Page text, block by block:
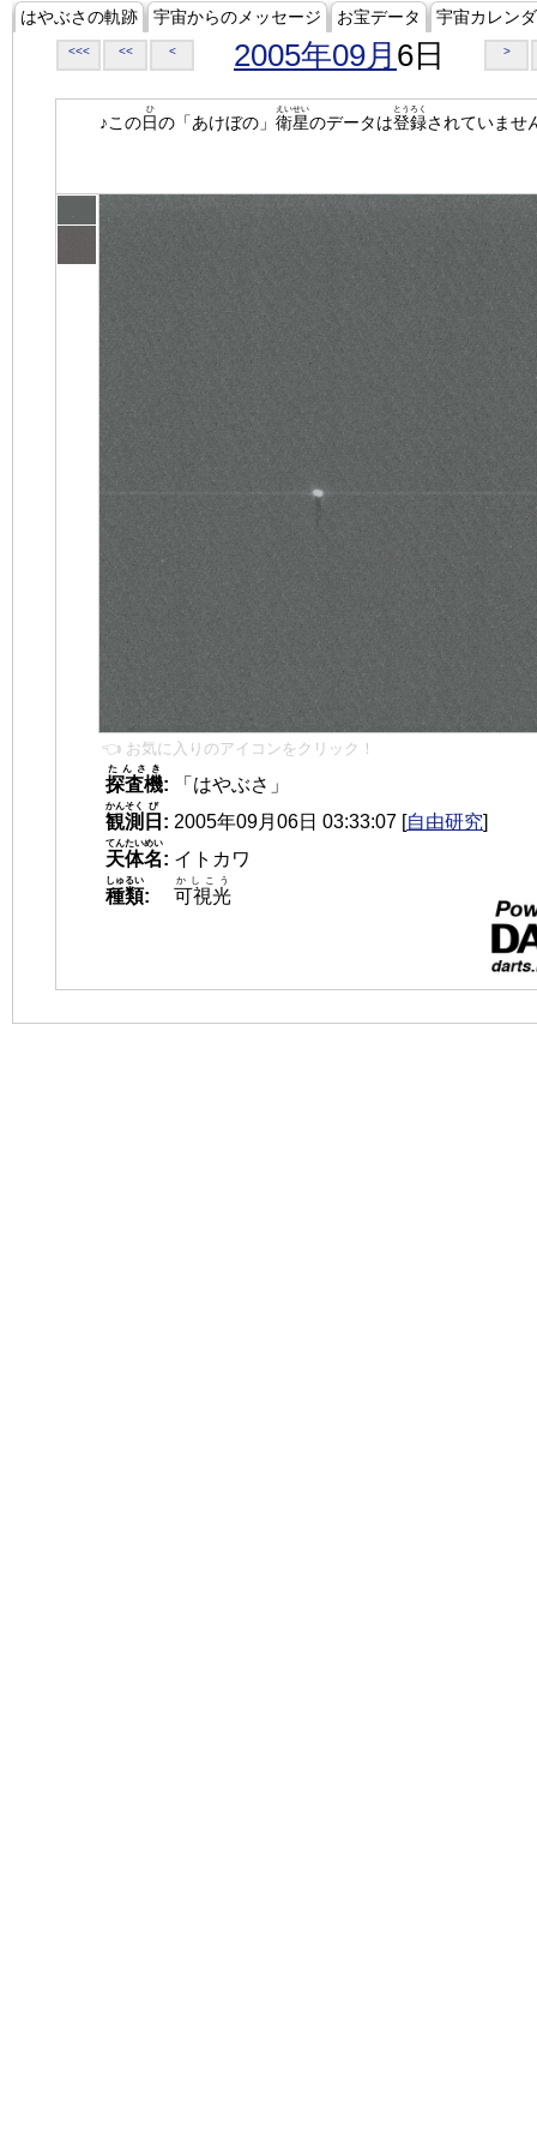
はやぶさの軌跡 宇宙からのメッセージ お宝データ 宇宙カレン
<<< << < 2005年09月 6日 >
♪この日
ひ
の「あけぼの」 衛星
えいせい
のデータは登録
とうろく
されていませ
👈 お気に入りのアイコンをクリック！
探査機
たんさき
:
「はやぶさ」
観測
かんそく
日
び
: 2005年09月06日 03:33:07 [自由研究]
天体名
てんたいめい
: イトカワ
種類
しゅるい
: 可視光
かしこう